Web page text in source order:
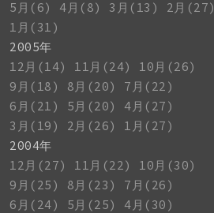
5月(6)
4月(8) 3月(13)
2月(27)
1月(31)
2005年
12月(14)
11月(24)
10月(26)
9月(18)
8月(20)
7月(22)
6月(21)
5月(20)
4月(27)
3月(19)
2月(26)
1月(27)
2004年
12月(27)
11月(22)
10月(30)
9月(25)
8月(23)
7月(26)
6月(24)
5月(25)
4月(30)